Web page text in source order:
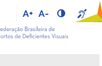
A+ A-